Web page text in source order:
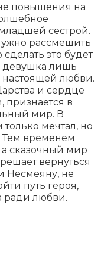
повышения на
сестрой.
рассмешить
это будет
девушка лишь
настоящей любви.
и сердце
в
мир. В
только мечтал, но
Тем временем
сказочный мир
вернуться
Несмеяну, не
путь героя,
ради любви.